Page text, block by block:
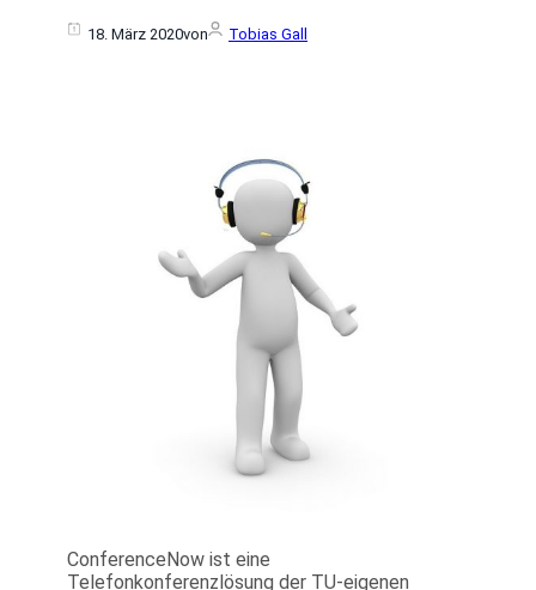
18. März 2020von Tobias Gall
ConferenceNow ist eine
Telefonkonferenzlösung der TU-eigenen